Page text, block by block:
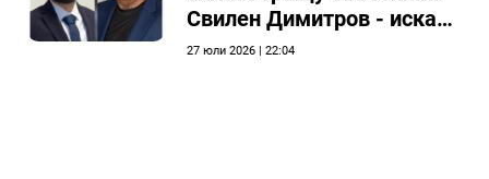
Свилен Димитров - иска
етичната комисия на
27 юли 2026 | 22:04